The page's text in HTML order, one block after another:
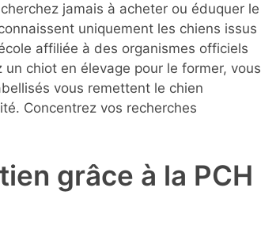
jamais à acheter ou éduquer le
uniquement les chiens issus
affiliée à des organismes officiels
un chiot en élevage pour le former, vous
vous remettent le chien
Concentrez vos recherches
grâce à la PCH